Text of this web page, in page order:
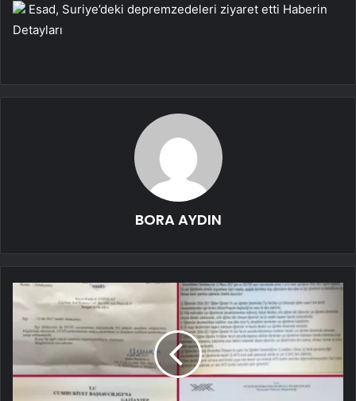
Esad, Suriye’deki depremzedeleri ziyaret etti Haberin
Detayları
BORA AYDIN